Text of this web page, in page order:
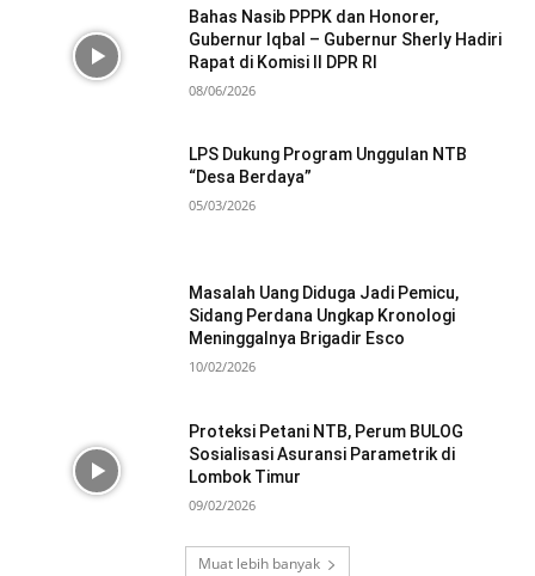
Bahas Nasib PPPK dan Honorer,
Gubernur Iqbal – Gubernur Sherly Hadiri
Rapat di Komisi II DPR RI
08/06/2026
LPS Dukung Program Unggulan NTB
“Desa Berdaya”
05/03/2026
Masalah Uang Diduga Jadi Pemicu,
Sidang Perdana Ungkap Kronologi
Meninggalnya Brigadir Esco
10/02/2026
Proteksi Petani NTB, Perum BULOG
Sosialisasi Asuransi Parametrik di
Lombok Timur
09/02/2026
Muat lebih banyak